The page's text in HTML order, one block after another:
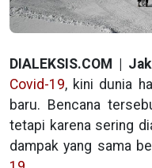
DIALEKSIS.COM |
Covid-19, kini dunia
baru. Bencana
tetapi karena sering
dampak yang sama